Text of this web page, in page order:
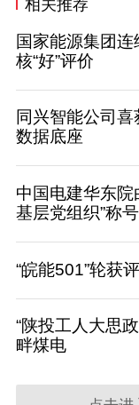
相关推荐
国家能源集团
核“好”评价
同兴智能公司
数据底座
中国电建华东院
基层党组织”称号
“皖能501”轮获
“陕投工人大思
畔煤电